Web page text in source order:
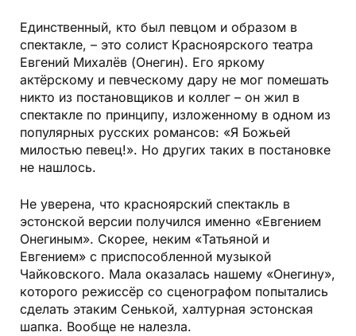
Единственный, кто был певцом и образом в
спектакле, – это солист Красноярского театра
Евгений Михалёв (Онегин). Его яркому
актёрскому и певческому дару не мог помешать
никто из постановщиков и коллег – он жил в
спектакле по принципу, изложенному в одном из
популярных русских романсов: «Я Божьей
милостью певец!». Но других таких в постановке
не нашлось.
Не уверена, что красноярский спектакль в
эстонской версии получился именно «Евгением
Онегиным». Скорее, неким «Татьяной и
Евгением» с приспособленной музыкой
Чайковского. Мала оказалась нашему «Онегину»,
которого режиссёр со сценографом попытались
сделать этаким Сенькой, халтурная эстонская
шапка. Вообще не налезла.